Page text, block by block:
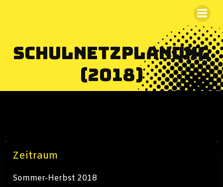
Schulnetzplanung
(2018)
Zeitraum
Sommer-Herbst 2018